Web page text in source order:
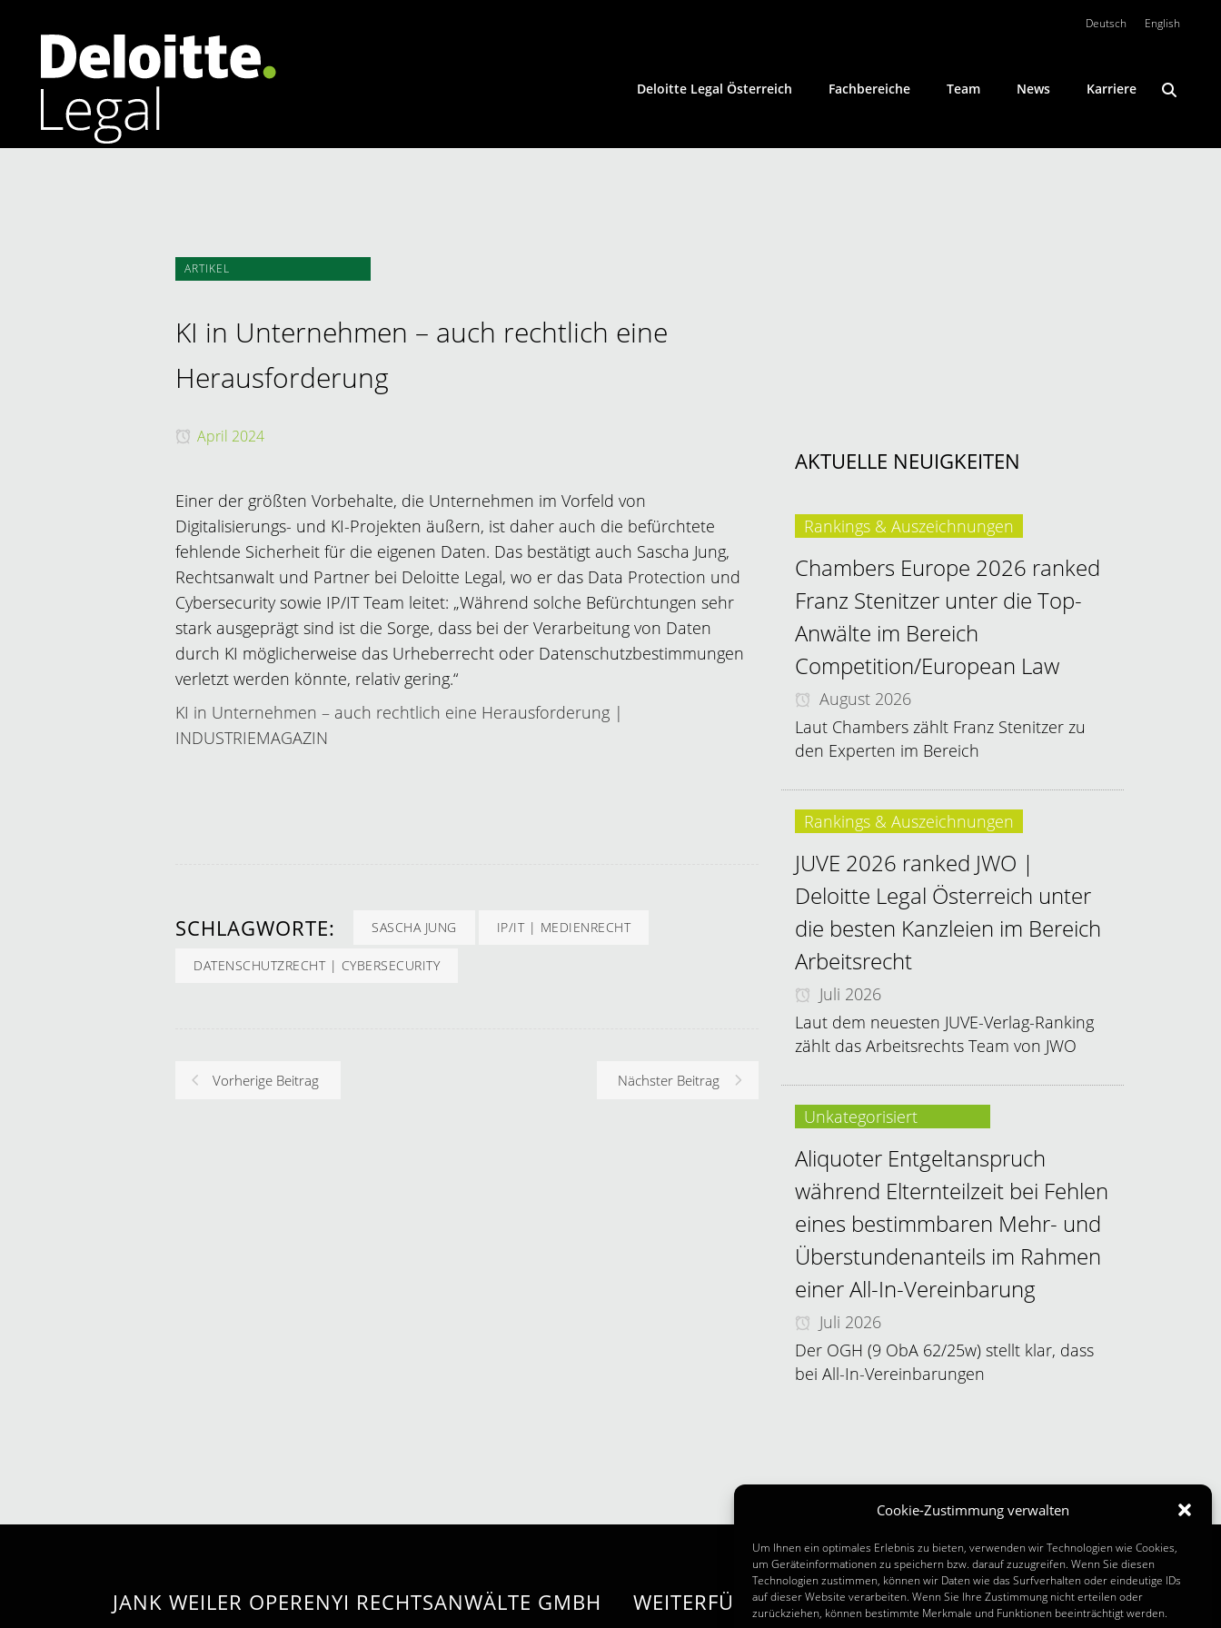
Cookie-Zustimmung verwalten
Um Ihnen ein optimales Erlebnis zu bieten, verwenden wir Technologien wie Cookies,
um Geräteinformationen zu speichern bzw. darauf zuzugreifen. Wenn Sie diesen
Technologien zustimmen, können wir Daten wie das Surfverhalten oder eindeutige IDs
auf dieser Website verarbeiten. Wenn Sie Ihre Zustimmung nicht erteilen oder
zurückziehen, können bestimmte Merkmale und Funktionen beeinträchtigt werden.
Deutsch English
Deloitte Legal Österreich Fachbereiche
Datenschutzrecht | Cybersecurity
Team News Karriere
ARTIKEL
KI in Unternehmen – auch rechtlich eine
Herausforderung
April 2024
Einer der größten Vorbehalte, die Unternehmen im Vorfeld von
Digitalisierungs- und KI-Projekten äußern, ist daher auch die befürchtete
fehlende Sicherheit für die eigenen Daten. Das bestätigt auch Sascha Jung,
Rechtsanwalt und Partner bei Deloitte Legal, wo er das Data Protection und
Cybersecurity sowie IP/IT Team leitet: „Während solche Befürchtungen sehr
stark ausgeprägt sind ist die Sorge, dass bei der Verarbeitung von Daten
durch KI möglicherweise das Urheberrecht oder Datenschutzbestimmungen
verletzt werden könnte, relativ gering.“
KI in Unternehmen – auch rechtlich eine Herausforderung |
INDUSTRIEMAGAZIN
SCHLAGWORTE: SASCHA JUNG IP/IT | MEDIENRECHT
DATENSCHUTZRECHT | CYBERSECURITY
Vorherige Beitrag Nächster Beitrag
AKTUELLE NEUIGKEITEN
Rankings & Auszeichnungen
Chambers Europe 2026 ranked
Franz Stenitzer unter die Top-
Anwälte im Bereich
Competition/European Law
August 2026
Laut Chambers zählt Franz Stenitzer zu
den Experten im Bereich
Rankings & Auszeichnungen
JUVE 2026 ranked JWO |
Deloitte Legal Österreich unter
die besten Kanzleien im Bereich
Arbeitsrecht
Juli 2026
Laut dem neuesten JUVE-Verlag-Ranking
zählt das Arbeitsrechts Team von JWO
Unkategorisiert
Aliquoter Entgeltanspruch
während Elternteilzeit bei Fehlen
eines bestimmbaren Mehr- und
Überstundenanteils im Rahmen
einer All-In-Vereinbarung
Juli 2026
Der OGH (9 ObA 62/25w) stellt klar, dass
bei All-In-Vereinbarungen
JANK WEILER OPERENYI RECHTSANWÄLTE GMBH WEITERFÜHRENDE INFOS